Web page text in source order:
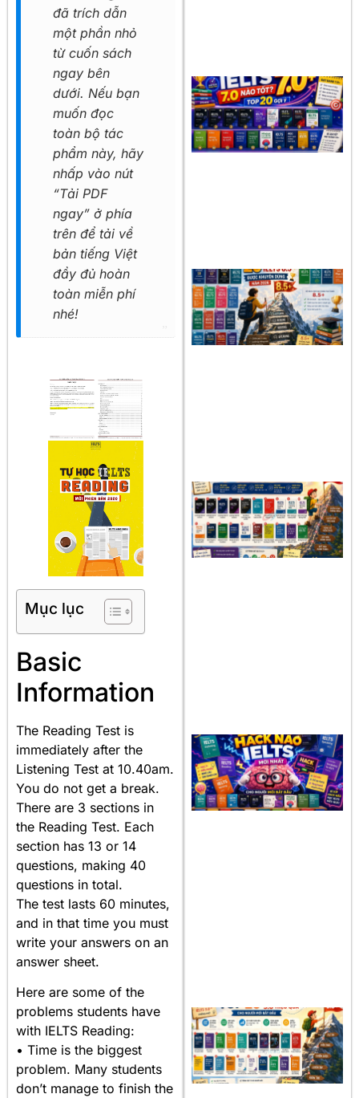
đã trích dẫn
một phần nhỏ
từ cuốn sách
ngay bên
dưới. Nếu bạn
muốn đọc
toàn bộ tác
phẩm này, hãy
nhấp vào nút
“Tải PDF
ngay” ở phía
trên để tải về
bản tiếng Việt
đầy đủ hoàn
toàn miễn phí
nhé!
Mục lục
Basic
Information
The Reading Test is
immediately after the
Listening Test at 10.40am.
You do not get a break.
There are 3 sections in
the Reading Test. Each
section has 13 or 14
questions, making 40
questions in total.
The test lasts 60 minutes,
and in that time you must
write your answers on an
answer sheet.
Here are some of the
problems students have
with IELTS Reading:
• Time is the biggest
problem. Many students
don’t manage to finish the